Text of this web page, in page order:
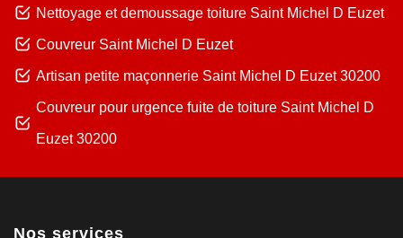
Nettoyage et demoussage toiture Saint Michel D Euzet
Couvreur Saint Michel D Euzet
Artisan petite maçonnerie Saint Michel D Euzet 30200
Couvreur pour urgence fuite de toiture Saint Michel D
Euzet 30200
Nos services